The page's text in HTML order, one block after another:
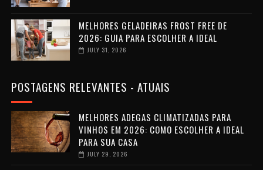
MELHORES GELADEIRAS FROST FREE DE
2026: GUIA PARA ESCOLHER A IDEAL
JULY 31, 2026
POSTAGENS RELEVANTES - ATUAIS
MELHORES ADEGAS CLIMATIZADAS PARA
VINHOS EM 2026: COMO ESCOLHER A IDEAL
PARA SUA CASA
JULY 29, 2026